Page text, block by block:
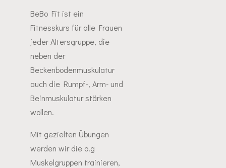
BeBo Fit ist ein
Fitnesskurs für alle Frauen
jeder Altersgruppe, die
neben der
Beckenbodenmuskulatur
auch die Rumpf-, Arm- und
Beinmuskulatur stärken
wollen.
Mit gezielten Übungen
werden wir die o.g
Muskelgruppen trainieren,